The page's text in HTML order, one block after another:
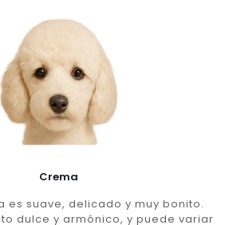
Crema
es suave, delicado y muy bonito.
dulce y armónico, y puede variar